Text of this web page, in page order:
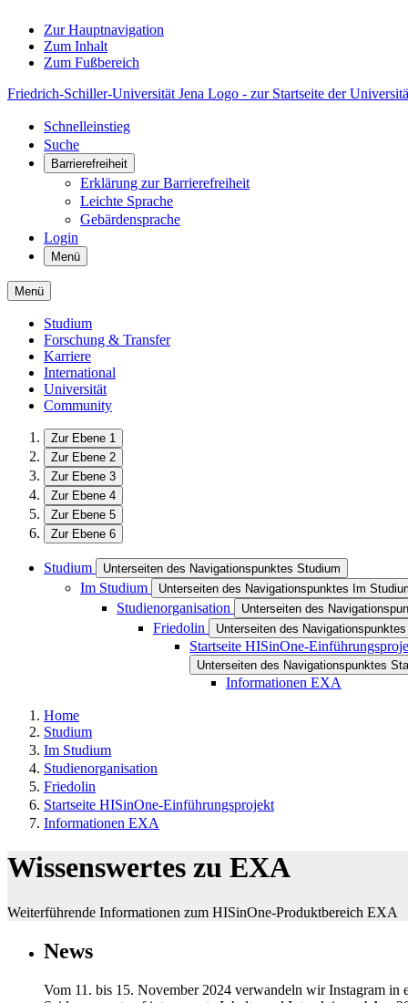
Zur Hauptnavigation
Zum Inhalt
Zum Fußbereich
Friedrich-Schiller-Universität Jena Logo - zur Startseite der
Schnelleinstieg
Suche
Barrierefreiheit
Erklärung zur Barrierefreiheit
Leichte Sprache
Gebärdensprache
Login
Menü
Menü
Studium
Forschung & Transfer
Karriere
International
Universität
Community
Zur Ebene 1
Zur Ebene 2
Zur Ebene 3
Zur Ebene 4
Zur Ebene 5
Zur Ebene 6
Studium Unterseiten des Navigationspunktes Studium
Im Studium Unterseiten des Navigationspunktes Im
Studienorganisation Unterseiten des
Friedolin Unterseiten des
Startseite HISinOne-
Unterseiten des Navigationspunktes
Informationen EXA
Home
Studium
Im Studium
Studienorganisation
Friedolin
Startseite HISinOne-Einführungsprojekt
Informationen EXA
Wissenswertes zu EXA
Weiterführende Informationen zum HISinOne-Produktbereich EXA
News
Vom 11. bis 15. November 2024 verwandeln wir Instagram in